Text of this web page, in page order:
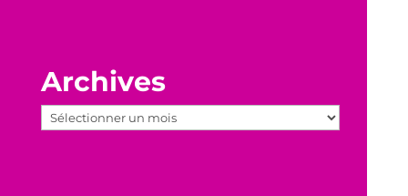
Archives
Archives